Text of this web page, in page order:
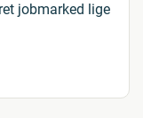
jobmarked lige